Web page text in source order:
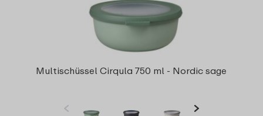
Multischüssel Cirqula 750 ml - Nordic sage